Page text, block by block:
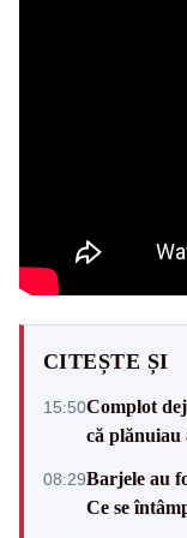
CITEȘTE ȘI
15:50Complot
că plănuiau
08:29Barjele au
Ce se